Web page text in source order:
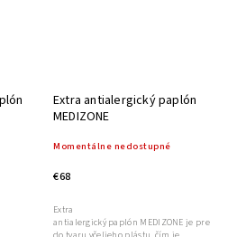
Extra antialergický paplón
MEDIZONE
Momentálne nedostupné
€68
Extra
antialergický paplón MEDIZONE je prešívaný